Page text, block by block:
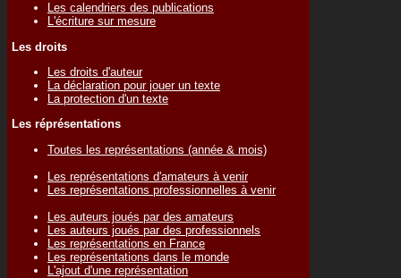
Les calendriers des publications
L'écriture sur mesure
Les droits
Les droits d'auteur
La déclaration pour jouer un texte
La protection d'un texte
Les réprésentations
Toutes les représentations (année & mois)
Les représentations d'amateurs à venir
Les représentations professionnelles à venir
Les auteurs joués par des amateurs
Les auteurs joués par des professionnels
Les représentations en France
Les représentations dans le monde
L'ajout d'une représentation